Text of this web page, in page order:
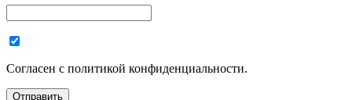
Согласен с политикой конфиденциальности.